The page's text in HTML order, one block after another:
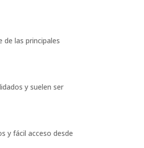
las principales
y suelen ser
y fácil acceso desde